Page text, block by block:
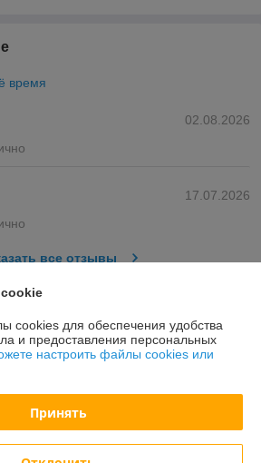
время
02.08.2026
17.07.2026
все отзывы
cookies для обеспечения удобства
и предоставления персональных
настроить файлы cookies или
Принять